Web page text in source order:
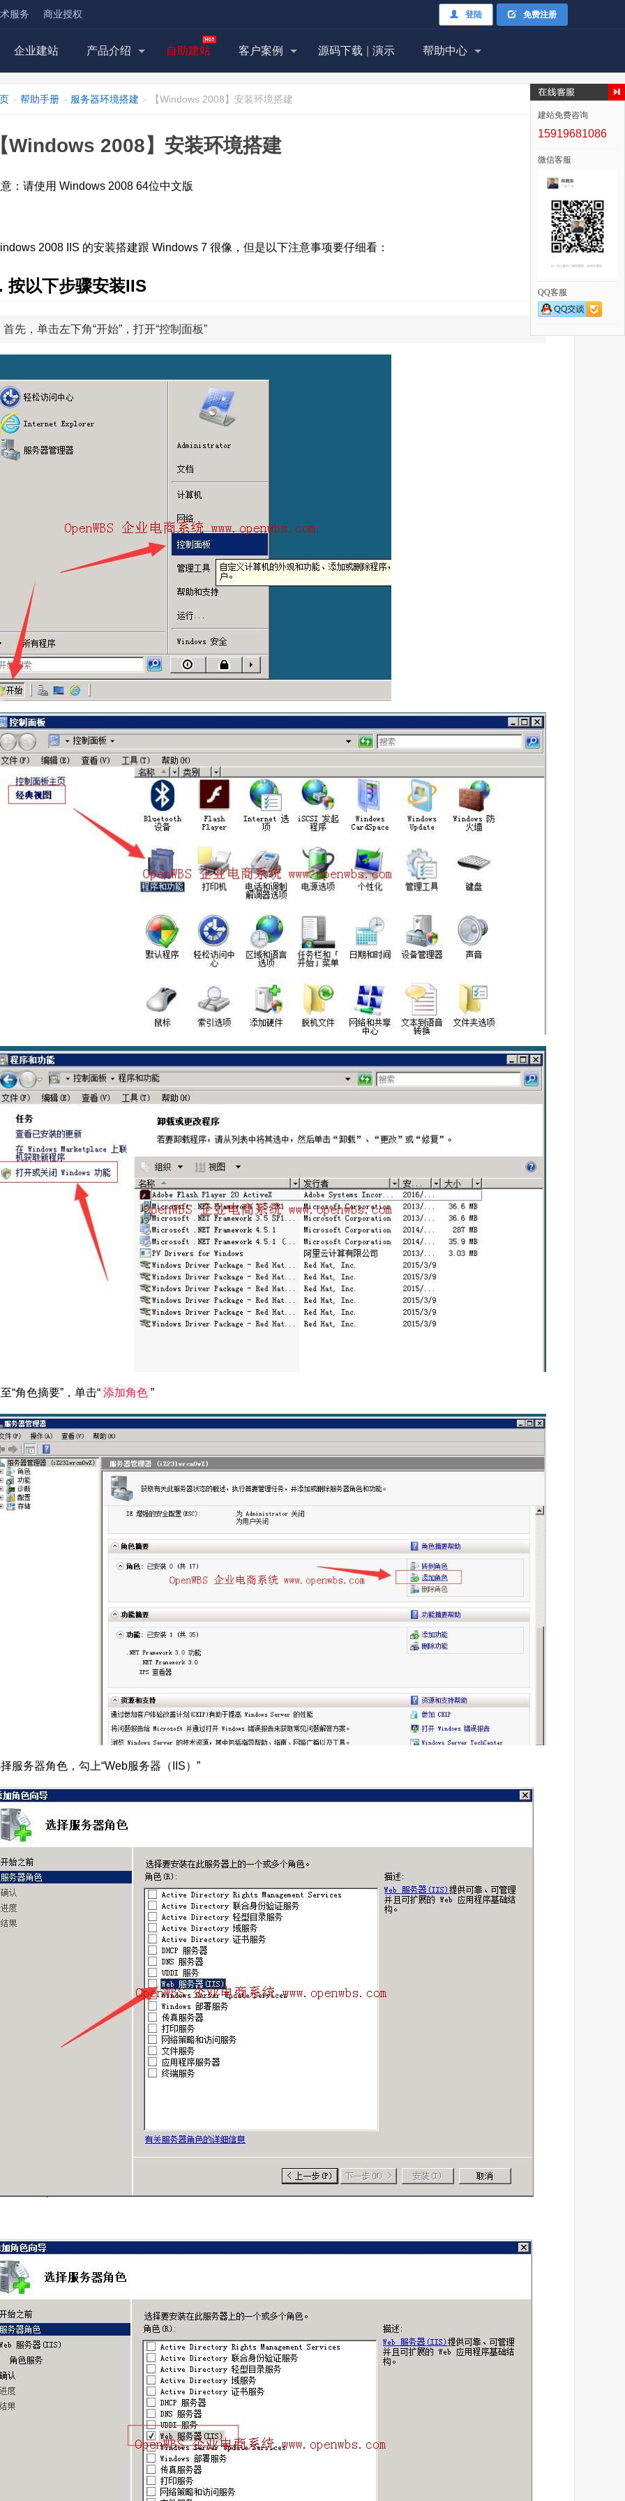
服务 商业授权 登陆 免费注册
企业建站 产品介绍 自助建站 客户案例 源码下载 演示 帮助中心
> 帮助手册 > 服务器环境搭建 > 【Windows 2008】安装环境搭建
Windows 2008】安装环境搭建
：请使用 Windows 2008 64位中文版
2008 IIS 的安装搭建跟 Windows 7 很像，但是以下注意事项要仔细看：
按以下步骤安装IIS
首先，单击左下角“开始”，打开“控制面板”
“角色摘要”，单击“ 添加角色 ”
服务器角色，勾上“Web服务器（IIS）”
建站免费咨询
15919681086
微信客服
QQ客服